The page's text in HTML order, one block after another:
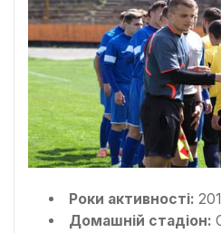
Роки активності:
Домашній стадіон: